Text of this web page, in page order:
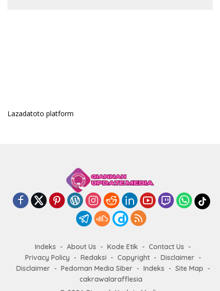
Lazadatoto platform
Indeks About Us Kode Etik
Contact Us
Privacy Policy
Redaksi Copyright
Disclaimer
Disclaimer
Pedoman Media Siber Indeks
Site Map
cakrawalarafflesia